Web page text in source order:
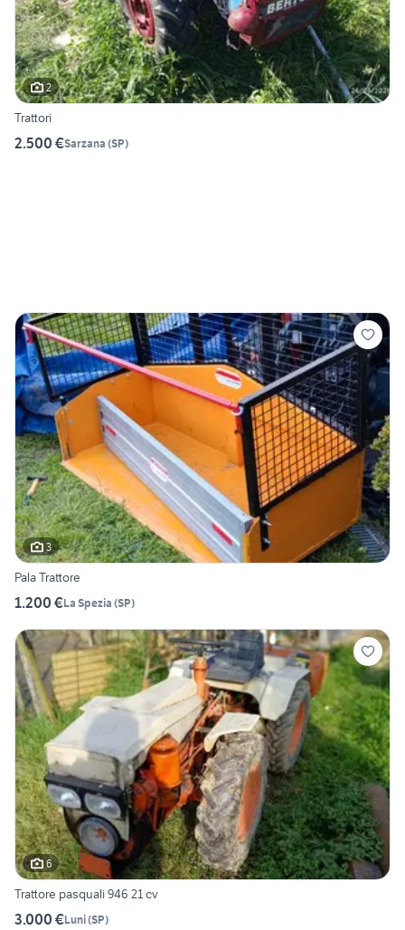
2
Trattori
2.500 €Sarzana (SP)
3
Pala Trattore
1.200 €La Spezia (SP)
6
Trattore pasquali 946 21 cv
3.000 €Luni(SP)